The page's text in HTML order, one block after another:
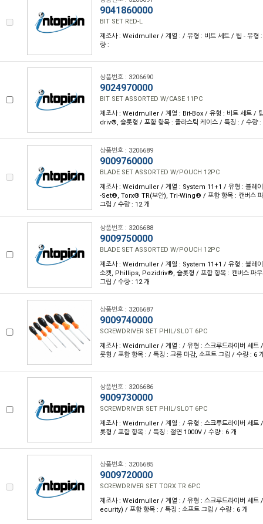
9041860000
BIT SET RED-L
제조사 : Weidmuller / 계열 : / 유형 : 비트 세트 / 팁 - 유형
량 :
상품번호 : 3206690
9024970000
BIT SET ASSORTED W/CASE 11PC
제조사 : Weidmuller / 계열 : Bit-Box / 유형 : 비트 세트 /
driv®, 슬롯형 / 포함 항목 : 플라스틱 케이스 / 특징 : / 수량 :
상품번호 : 3206689
9009760000
BLADE SET ASSORTED W/POUCH 12PC
제조사 : Weidmuller / 계열 : System 11+1 / 유형 : 블레
-Set®, Torx® TR(보안), Tri-Wing® / 포함 항목 : 캔버스 파
그립 / 수량 : 12 개
상품번호 : 3206688
9009750000
BLADE SET ASSORTED W/POUCH 12PC
제조사 : Weidmuller / 계열 : System 11+1 / 유형 : 블레이
소켓, Phillips, Pozidriv®, 슬롯형 / 포함 항목 : 캔버스 파우
그립 / 수량 : 12 개
상품번호 : 3206687
9009740000
SCREWDRIVER SET PHIL/SLOT 6PC
제조사 : Weidmuller / 계열 : / 유형 : 스크루드라이버 세
롯형 / 포함 항목 : / 특징 : 크롬 마감, 소프트 그립 / 수량 : 6
상품번호 : 3206686
9009730000
SCREWDRIVER SET PHIL/SLOT 6PC
제조사 : Weidmuller / 계열 : / 유형 : 스크루드라이버 세
롯형 / 포함 항목 : / 특징 : 절연 1000V / 수량 : 6 개
상품번호 : 3206685
9009720000
SCREWDRIVER SET TORX TR 6PC
제조사 : Weidmuller / 계열 : / 유형 : 스크루드라이버 세트
ecurity) / 포함 항목 : / 특징 : 소프트 그립 / 수량 : 6 개